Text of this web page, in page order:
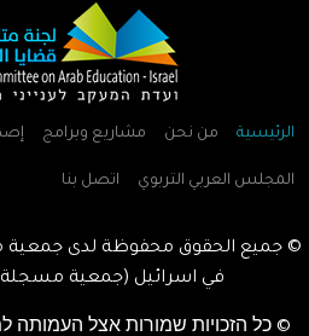
الرئيسية من نحن مشاريع وبرامج
المجلس العربي التربوي اتصل بنا
© جميع الحقوق محفوظة لدى جمعية
في اسرائيل (جمعية
© כל הזכויות שמורות אצל העמותה